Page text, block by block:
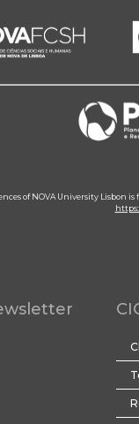
of NOVA University